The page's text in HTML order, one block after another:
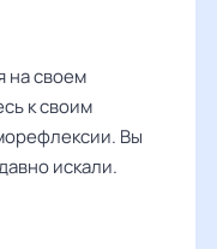
на своем
к своим
Вы
искали.